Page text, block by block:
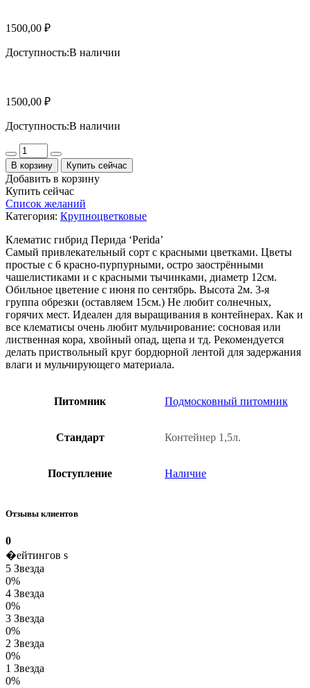
1500,00 ₽
Доступность:В наличии
1500,00 ₽
Доступность:В наличии
Количество
В корзину Купить сейчас
Добавить в корзину
Купить сейчас
Список желаний
Категория: Крупноцветковые
Клематис гибрид Перида ‘Perida’
Самый привлекательный сорт с красными цветками. Цветы
простые с 6 красно-пурпурными, остро заострёнными
чашелистиками и с красными тычинками, диаметр 12см.
Обильное цветение с июня по сентябрь. Высота 2м. 3-я
группа обрезки (оставляем 15см.) Не любит солнечных,
горячих мест. Идеален для выращивания в контейнерах. Как и
все клематисы очень любит мульчирование: сосновая или
лиственная кора, хвойный опад, щепа и тд. Рекомендуется
делать приствольный круг бордюрной лентой для задержания
влаги и мульчирующего материала.
Питомник Подмосковный питомник
Стандарт Контейнер 1,5л.
Поступление Наличие
Отзывы клиентов
0
�ейтингов s
5 Звезда
0%
4 Звезда
0%
3 Звезда
0%
2 Звезда
0%
1 Звезда
0%